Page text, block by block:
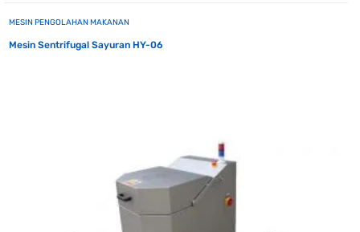
MESIN PENGOLAHAN MAKANAN
Mesin Sentrifugal Sayuran HY-06